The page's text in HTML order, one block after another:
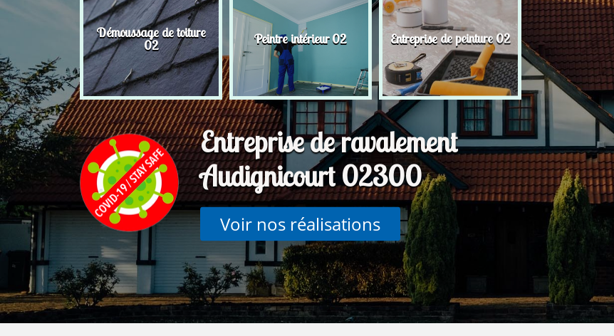
Démoussage de toiture
02 Peintre intérieur 02 Entreprise de peinture 02
Entreprise de ravalement
Audignicourt 02300
Voir nos réalisations